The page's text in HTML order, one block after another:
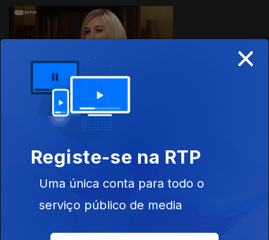
Isabel Ferreira
Ep. 25
Isabel Ferreira
×
Registe-se na RTP
Uma única conta para todo o
serviço público de media